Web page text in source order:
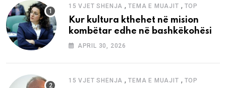
15 VJET SHENJA ,TEMA E MUAJIT , TOP
Kur kultura kthehet në mision
kombëtar edhe në bashkëkohësi
APRIL 30, 2026
15 VJET SHENJA ,TEMA E MUAJIT , TOP